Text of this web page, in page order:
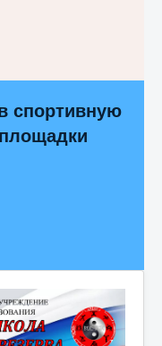
спортивную